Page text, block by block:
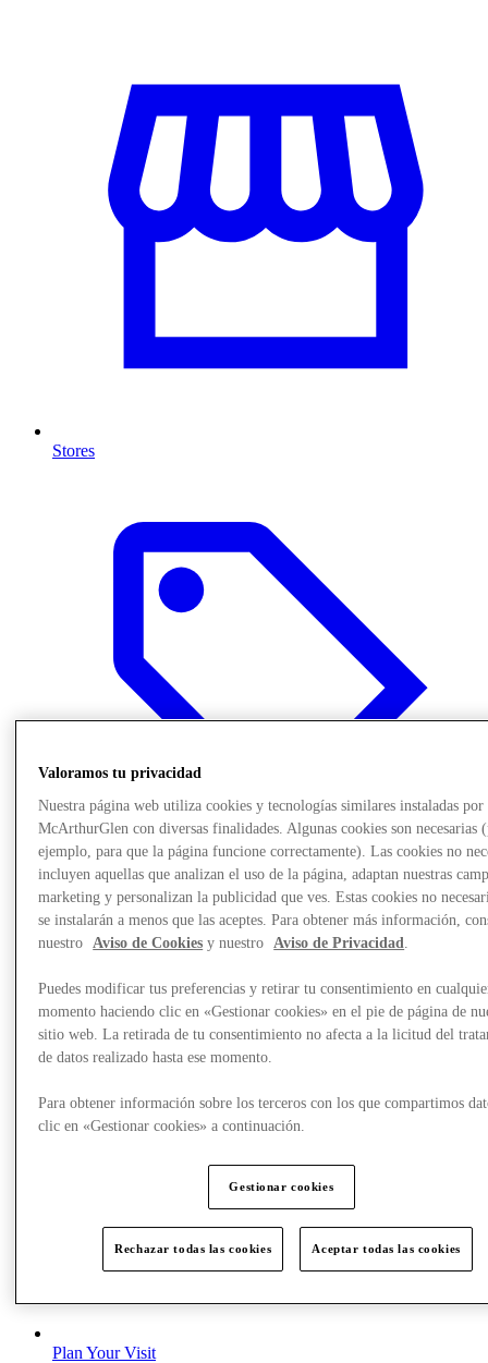
Stores
Offers
Plan Your Visit
Valoramos tu privacidad
Nuestra página web utiliza cookies y tecnologías similares instaladas por
McArthurGlen con diversas finalidades. Algunas cookies son necesarias
ejemplo, para que la página funcione correctamente). Las cookies no
incluyen aquellas que analizan el uso de la página, adaptan nuestras
marketing y personalizan la publicidad que ves. Estas cookies no
se instalarán a menos que las aceptes. Para obtener más información,
nuestro
Aviso de Cookies y nuestro Aviso de Privacidad
Puedes modificar tus preferencias y retirar tu consentimiento en
momento haciendo clic en «Gestionar cookies» en el pie de página de
sitio web. La retirada de tu consentimiento no afecta a la licitud del
de datos realizado hasta ese momento.
Para obtener información sobre los terceros con los que compartimos
clic en «Gestionar cookies» a continuación.
Gestionar cookies
Rechazar todas las cookies Aceptar todas las cookies